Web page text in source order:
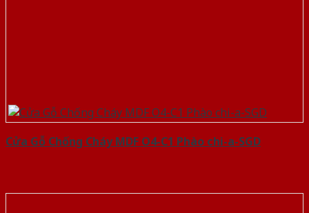
Cửa Gỗ Chống Cháy MDF O4-C1 Phào chi-a-SGD